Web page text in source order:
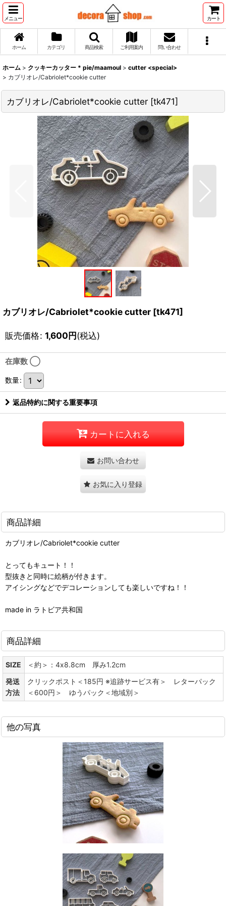
メニュー カート
ホーム カテゴリ 商品検索 ご利用案内 問い合わせ
ホーム > クッキーカッター * pie/maamoul > cutter <special>
> カブリオレ/Cabriolet*cookie cutter
カブリオレ/Cabriolet*cookie cutter [tk471]
カブリオレ/Cabriolet*cookie cutter [tk471]
販売価格: 1,600円(税込)
在庫数 ◯
数量:
返品特約に関する重要事項
カートに入れる
お問い合わせ
お気に入り登録
商品詳細
カブリオレ/Cabriolet*cookie cutter
とってもキュート！！
型抜きと同時に絵柄が付きます。
アイシングなどでデコレーションしても楽しいですね！！
made in ラトビア共和国
商品詳細
SIZE
＜約＞：4x8.8cm 厚み1.2cm
発送
方法
クリックポスト＜185円 ※追跡サービス有＞ レターパック
＜600円＞ ゆうパック＜地域別＞
他の写真